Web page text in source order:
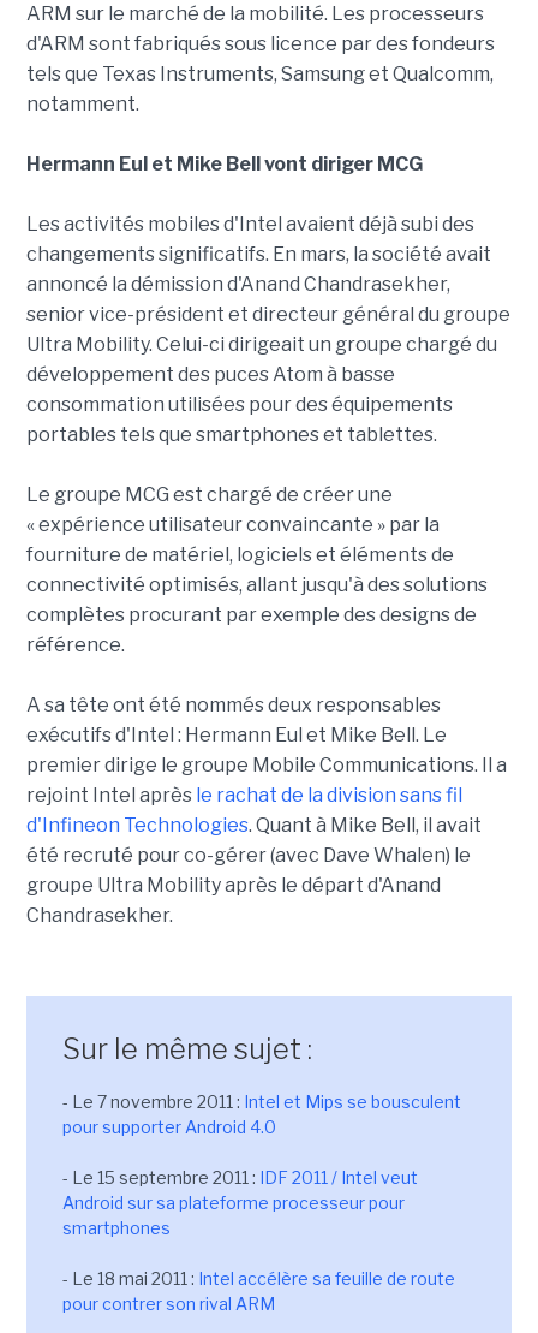
ARM sur le marché de la mobilité. Les processeurs
d'ARM sont fabriqués sous licence par des fondeurs
tels que Texas Instruments, Samsung et Qualcomm,
notamment.
Hermann Eul et Mike Bell vont diriger MCG
Les activités mobiles d'Intel avaient déjà subi des
changements significatifs. En mars, la société avait
annoncé la démission d'Anand Chandrasekher,
senior vice-président et directeur général du groupe
Ultra Mobility. Celui-ci dirigeait un groupe chargé du
développement des puces Atom à basse
consommation utilisées pour des équipements
portables tels que smartphones et tablettes.
Le groupe MCG est chargé de créer une
« expérience utilisateur convaincante » par la
fourniture de matériel, logiciels et éléments de
connectivité optimisés, allant jusqu'à des solutions
complètes procurant par exemple des designs de
référence.
A sa tête ont été nommés deux responsables
exécutifs d'Intel : Hermann Eul et Mike Bell. Le
premier dirige le groupe Mobile Communications. Il a
rejoint Intel après le rachat de la division sans fil
d'Infineon Technologies. Quant à Mike Bell, il avait
été recruté pour co-gérer (avec Dave Whalen) le
groupe Ultra Mobility après le départ d'Anand
Chandrasekher.
Sur le même sujet :
- Le 7 novembre 2011 : Intel et Mips se bousculent
pour supporter Android 4.0
- Le 15 septembre 2011 :
IDF 2011 / Intel veut
Android sur sa plateforme processeur pour
smartphones
- Le 18 mai 2011 : Intel accélère sa feuille de route
pour contrer son rival ARM